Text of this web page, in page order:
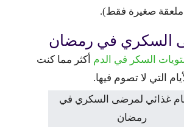
ملعقة صغيرة فقط).
السكري في رمضان
السكر في الدم أكثر مما كنت
التي لا تصوم فيها.